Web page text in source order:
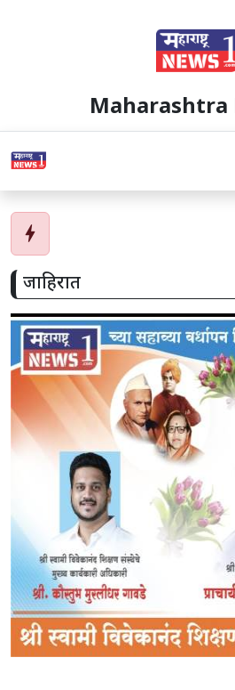
Maharashtra
bolt
जाहिरात